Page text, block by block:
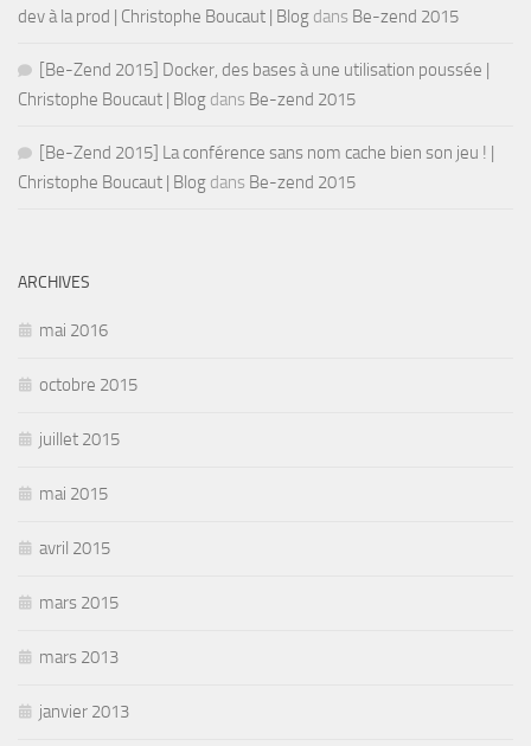
dev à la prod | Christophe Boucaut | Blog dans Be-zend 2015
[Be-Zend 2015] Docker, des bases à une utilisation poussée |
Christophe Boucaut | Blog dans Be-zend 2015
[Be-Zend 2015] La conférence sans nom cache bien son jeu ! |
Christophe Boucaut | Blog dans Be-zend 2015
ARCHIVES
mai 2016
octobre 2015
juillet 2015
mai 2015
avril 2015
mars 2015
mars 2013
janvier 2013